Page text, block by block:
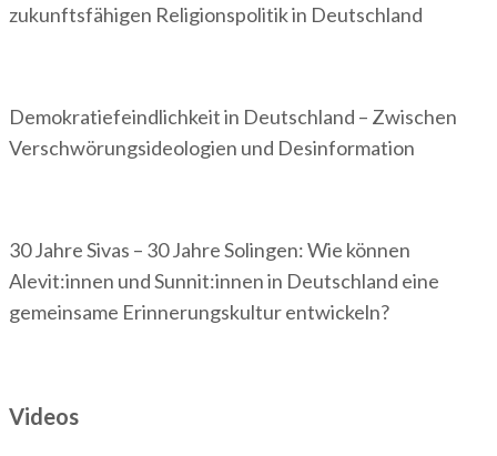
zukunftsfähigen Religionspolitik in Deutschland
Demokratiefeindlichkeit in Deutschland – Zwischen
Verschwörungsideologien und Desinformation
30 Jahre Sivas – 30 Jahre Solingen: Wie können
Alevit:innen und Sunnit:innen in Deutschland eine
gemeinsame Erinnerungskultur entwickeln?
Videos